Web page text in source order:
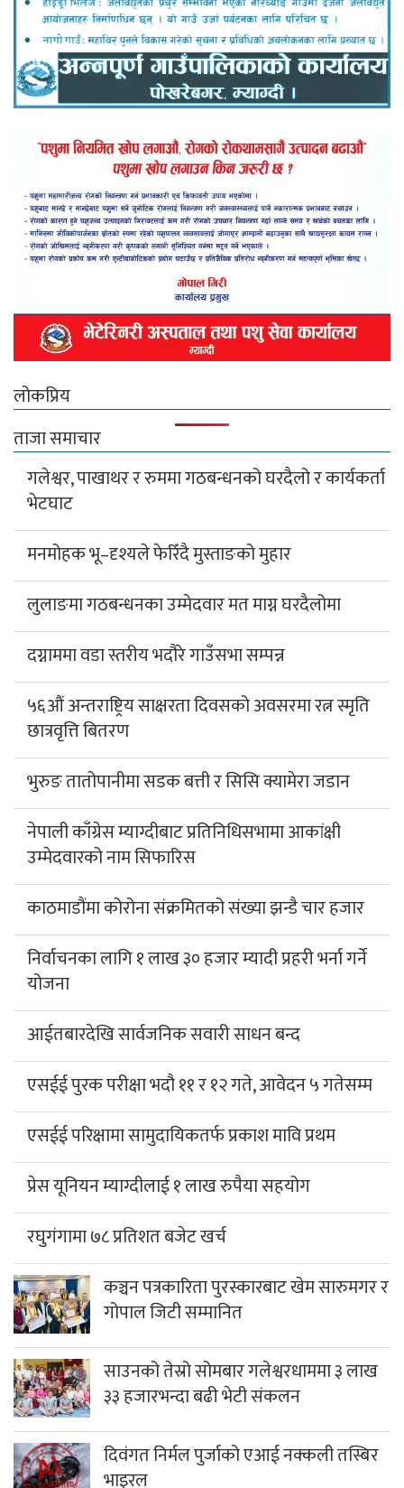
लोकप्रिय
ताजा समाचार
गलेश्वर, पाखाथर र रुममा गठबन्धनको घरदैलो र कार्यकर्ता
भेटघाट
मनमोहक भू–दृश्यले फेरिँदै मुस्ताङको मुहार
लुलाङमा गठबन्धनका उम्मेदवार मत माग्न घरदैलोमा
दग्नाममा वडा स्तरीय भदौरे गाउँसभा सम्पन्न
५६औं अन्तराष्ट्रिय साक्षरता दिवसको अवसरमा रत्न स्मृति
छात्रवृत्ति बितरण
भुरुङ तातोपानीमा सडक बत्ती र सिसि क्यामेरा जडान
नेपाली काँग्रेस म्याग्दीबाट प्रतिनिधिसभामा आकांक्षी
उम्मेदवारको नाम सिफारिस
काठमाडौंमा कोरोना संक्रमितको संख्या झन्डै चार हजार
निर्वाचनका लागि १ लाख ३० हजार म्यादी प्रहरी भर्ना गर्ने
योजना
आईतबारदेखि सार्वजनिक सवारी साधन बन्द
एसईई पुरक परीक्षा भदौ ११ र १२ गते, आवेदन ५ गतेसम्म
एसईई परिक्षामा सामुदायिकतर्फ प्रकाश मावि प्रथम
प्रेस यूनियन म्याग्दीलाई १ लाख रुपैया सहयोग
रघुगंगामा ७८ प्रतिशत बजेट खर्च
कञ्चन पत्रकारिता पुरस्कारबाट खेम सारुमगर र
गोपाल जिटी सम्मानित
साउनको तेस्रो सोमबार गलेश्वरधाममा ३ लाख
३३ हजारभन्दा बढी भेटी संकलन
दिवंगत निर्मल पुर्जाको एआई नक्कली तस्बिर
भाइरल